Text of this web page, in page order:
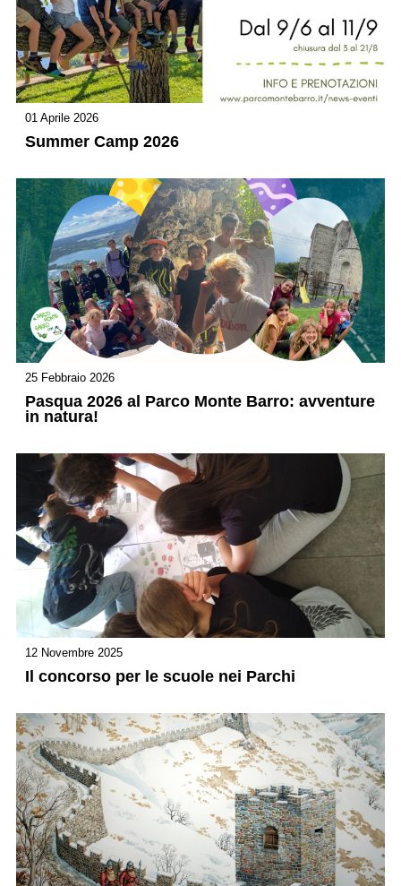
01 Aprile 2026
Summer Camp 2026
25 Febbraio 2026
Pasqua 2026 al Parco Monte Barro: avventure
in natura!
12 Novembre 2025
Il concorso per le scuole nei Parchi